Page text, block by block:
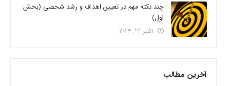
چند نکته مهم در تعیین اهداف و رشد شخصی (بخش
اول)
اکتبر 22, 2024
آخرین مطالب